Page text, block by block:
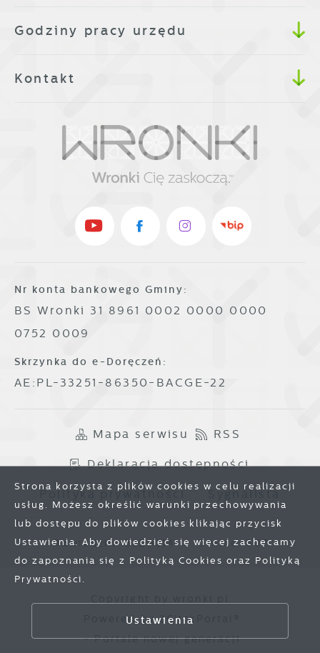
Godziny pracy urzędu
Kontakt
Nr konta bankowego Gminy:
BS Wronki 31 8961 0002 0000 0000
0752 0009
Skrzynka do e-Doręczeń:
AE:PL-33251-86350-BACGE-22
Mapa serwisu RSS
Deklaracja dostępności
Polityka prywatności Sygnalista
Odwiedzin: 3820814 Online: 307
Powered by2ClickPortal®
- Portale nowej generacji
Strona korzysta z plików cookies w celu realizacji
usług. Możesz określić warunki przechowywania
lub dostępu do plików cookies klikając przycisk
Ustawienia. Aby dowiedzieć się więcej zachęcamy
do zapoznania się z Polityką Cookies oraz Polityką
Prywatności.
Ustawienia